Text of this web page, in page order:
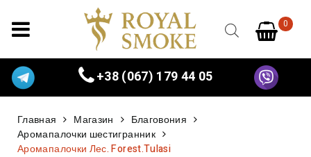
0
+38 (067) 179 44 05
Главная Магазин
Благовония
Аромапалочки шестигранник
Аромапалочки Лес. Forest.Tulasi